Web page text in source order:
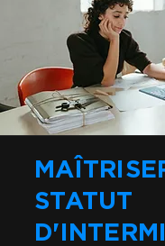
STATUT